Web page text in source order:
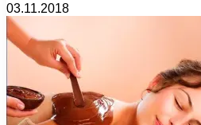
03.11.2018